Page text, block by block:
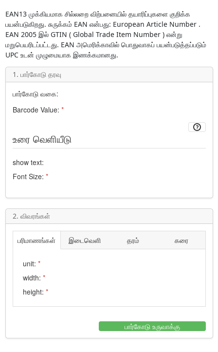
EAN13 முக்கியமாக சில்லறை விற்பனையில் தயாரிப்புகளை குறிக்க
பயன்படுகிறது. சுருக்கம் EAN என்பது: European Article Number .
EAN 2005 இல் GTIN (Global Trade Item Number ) என்று
மறுபெயரிடப்பட்டது. EAN அமெரிக்காவில் பொதுவாகப் பயன்படுத்தப்படும்
UPC உடன் முழுமையாக இணக்கமானது.
1. பார்கோடு தரவு
பார்கோடு வகை:
Barcode Value: *
உரை வெளியீடு
show text:
Font Size: *
2. விவரங்கள்
பரிமாணங்கள் இடைவெளி தரம் கரை
unit: *
width: *
height: *
பார்கோடு உருவாக்கு